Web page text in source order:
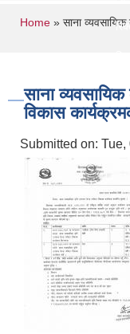
रिक्त
You are
Home» साना
साना
विकास
Submitted on: Tue,